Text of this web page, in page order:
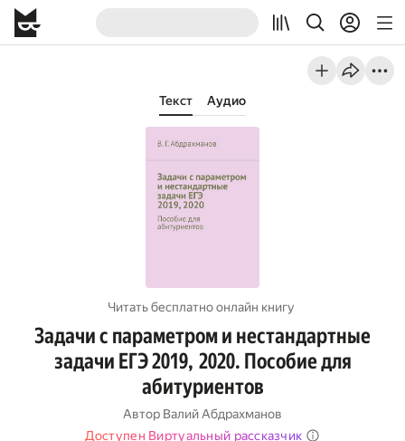
Текст Аудио
Читать бесплатно онлайн книгу
Задачи с параметром и нестандартные
задачи ЕГЭ 2019, 2020. Пособие для
абитуриентов
Автор Валий Абдрахманов
Доступен Виртуальный рассказчик